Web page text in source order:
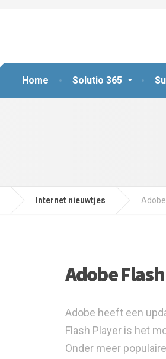
Home Solutio 365
Internet nieuwtjes
Adobe
Adobe heeft een
Flash Player is het
Onder meer